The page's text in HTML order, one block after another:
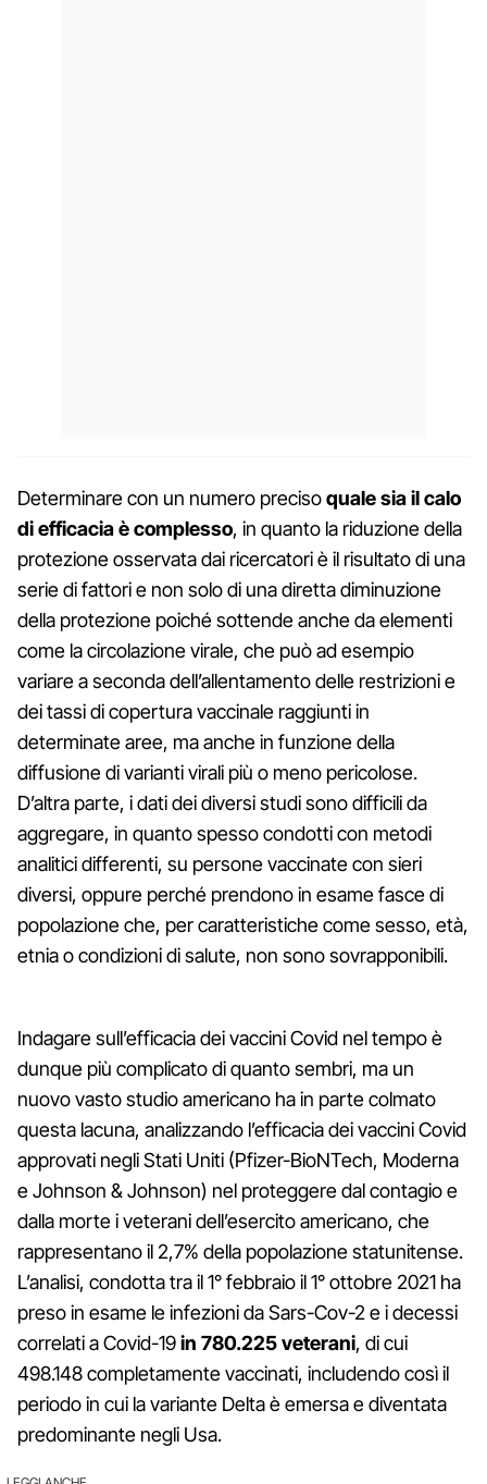
Determinare con un numero precisoquale sia il calo
di efficacia è complesso, in quanto la riduzione della
protezione osservata dai ricercatori è il risultato di una
serie di fattori e non solo di una diretta diminuzione
della protezione poiché sottende anche da elementi
come la circolazione virale, che può ad esempio
variare a seconda dell’allentamento delle restrizioni e
dei tassi di copertura vaccinale raggiunti in
determinate aree, ma anche in funzione della
diffusione di varianti virali più o meno pericolose.
D’altra parte, i dati dei diversi studi sono difficili da
aggregare, in quanto spesso condotti con metodi
analitici differenti, su persone vaccinate con sieri
diversi, oppure perché prendono in esame fasce di
popolazione che, per caratteristiche come sesso, età,
etnia o condizioni di salute, non sono sovrapponibili.
Indagare sull’efficacia dei vaccini Covid nel tempo è
dunque più complicato di quanto sembri, ma un
nuovo vasto studio americano ha in parte colmato
questa lacuna, analizzando l’efficacia dei vaccini Covid
approvati negli Stati Uniti (Pfizer-BioNTech, Moderna
e Johnson & Johnson) nel proteggere dal contagio e
dalla morte i veterani dell’esercito americano, che
rappresentano il 2,7% della popolazione statunitense.
L’analisi, condotta tra il 1° febbraio il 1° ottobre 2021 ha
preso in esame le infezioni da Sars-Cov-2 e i decessi
correlati a Covid-19in 780.225 veterani, di cui
498.148 completamente vaccinati, includendo così il
periodo in cui la variante Delta è emersa e diventata
predominante negli Usa.